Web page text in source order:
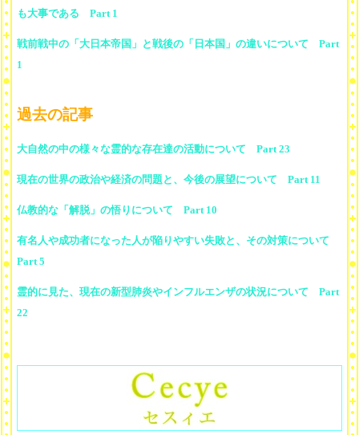
も大事である Part 1
戦前戦中の「大日本帝国」と戦後の「日本国」の違いについて Part
1
過去の記事
大自然の中の様々な霊的な存在達の活動について Part 23
現在の世界の政治や経済の問題と、今後の展望について Part 11
仏教的な「解脱」の悟りについて Part 10
有名人や成功者になった人が陥りやすい失敗と、その対策について
Part 5
霊的に見た、現在の新型肺炎やインフルエンザの状況について Part
22